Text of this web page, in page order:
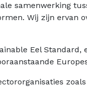
samenwerking
Wij zijn ervan
Eel